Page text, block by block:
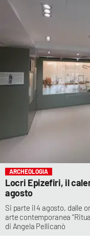
ARCHEOLOGIA
Locri Epizefiri, il
agosto
Si parte il 4 agosto, dalle
arte contemporanea
di Angela Pellicanò